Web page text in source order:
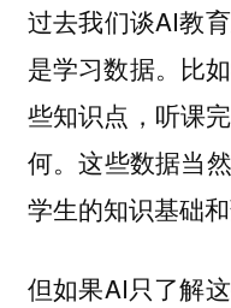
过去我们谈AI教
是学习数据。比
些知识点，听课
何。这些数据当
学生的知识基础和
但如果AI只了解